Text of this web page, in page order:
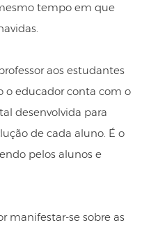
tempo em que
aos estudantes
o educador conta com o
desenvolvida para
de cada aluno. É o
pelos alunos e
manifestar-se sobre as